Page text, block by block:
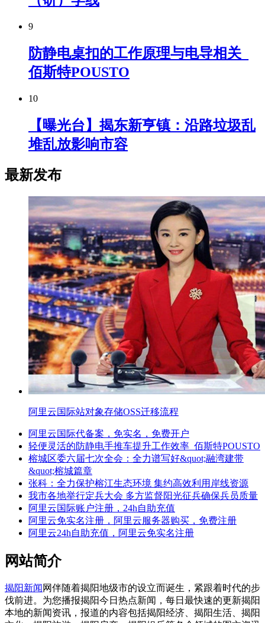
9
防静电桌扣的工作原理与电导相关_
佰斯特POUSTO
10
【曝光台】揭东新亨镇：沿路垃圾乱
堆乱放影响市容
最新发布
阿里云国际站对象存储OSS迁移流程
阿里云国际代备案，免实名，免费开户
轻便灵活的防静电手推车提升工作效率_佰斯特POUSTO
榕城区委六届七次全会：全力谱写好&quot;融湾建带
&quot;榕城篇章
张科：全力保护榕江生态环境 集约高效利用岸线资源
我市各地举行定兵大会 多方监督阳光征兵确保兵员质量
阿里云国际账户注册，24h自助充值
阿里云免实名注册，阿里云服务器购买，免费注册
阿里云24h自助充值，阿里云免实名注册
网站简介
揭阳新闻 网伴随着揭阳地级市的设立而诞生，紧跟着时代的步
伐前进。为您播报揭阳今日热点新闻，每日最快速的更新揭阳
本地的新闻资讯，报道的内容包括揭阳经济、揭阳生活、揭阳